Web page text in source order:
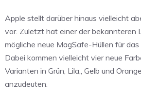
Apple stellt darüber hinaus vielleicht
vor. Zuletzt hat einer der bekannteren
mögliche neue MagSafe-Hüllen für
Dabei kommen vielleicht vier neue
Varianten in Grün, Lila,, Gelb und
anzudeuten.